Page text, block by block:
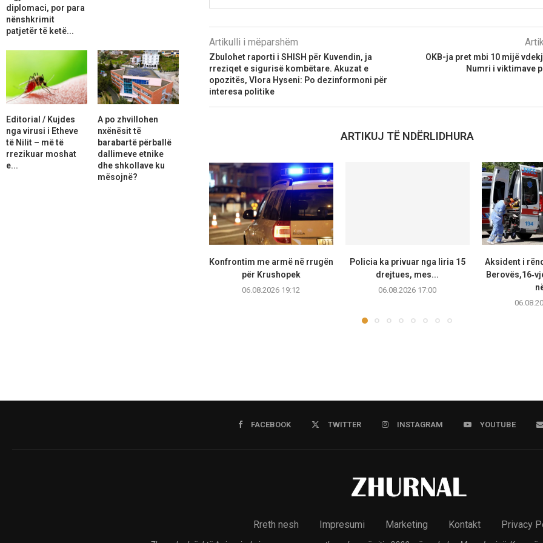
Artikulli i mëparshëm
Zbulohet raporti i SHISH për Kuvendin, ja
rreziqet e sigurisë kombëtare. Akuzat e
opozitës, Vlora Hyseni: Po dezinformoni për
interesa politike
OKB-ja pret mbi 10 mijë
Numri i viktimave
ARTIKUJ TË NDËRLIDHURA
Konfrontim me armë në rrugën
për Krushopek
06.08.2026 19:12
Policia ka privuar nga liria 15
drejtues, mes...
06.08.2026 17:00
Aksident i
diplomaci, por para
nënshkrimit
patjetër të ketë...
Editorial / Kujdes
nga virusi i Etheve
të Nilit – më të
rrezikuar moshat
e...
A po zhvillohen
nxënësit të
barabartë përballë
dallimeve etnike
dhe shkollave ku
mësojnë?
FACEBOOK TWITTER INSTAGRAM YOUTUBE
Rreth nesh Impresumi Marketing Kontakt Privacy